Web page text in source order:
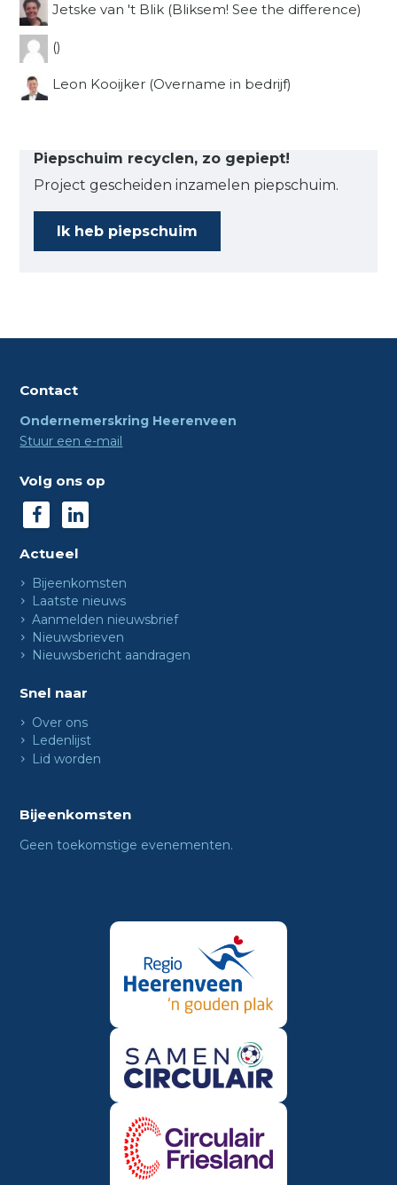
Jetske van 't Blik (Bliksem! See the difference)
()
Leon Kooijker (Overname in bedrijf)
Piepschuim recyclen, zo gepiept!
Project gescheiden inzamelen piepschuim.
Ik heb piepschuim
Contact
Ondernemerskring Heerenveen
Stuur een e-mail
Volg ons op
Actueel
Bijeenkomsten
Laatste nieuws
Aanmelden nieuwsbrief
Nieuwsbrieven
Nieuwsbericht aandragen
Snel naar
Over ons
Ledenlijst
Lid worden
Bijeenkomsten
Geen toekomstige evenementen.